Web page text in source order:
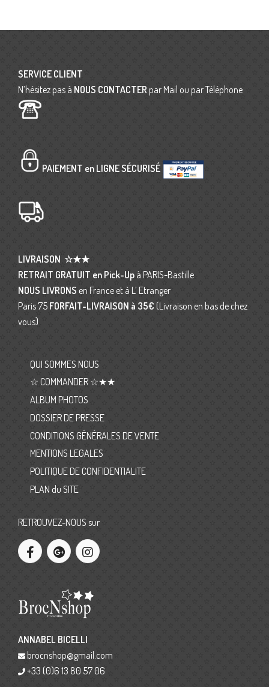
SERVICE CLIENT
N’hésitez pas à NOUS CONTACTER par Mail ou par Téléphone
PAIEMENT en LIGNE SÉCURISÉ
LIVRAISON ☆★★
RETRAIT GRATUIT en Pick-Up à PARIS-Bastille
NOUS LIVRONS en France et à L’ Etranger
Paris 75 FORFAIT-LIVRAISON à 35€ (Livraison en bas de chez
vous)
QUI SOMMES NOUS
☆ COMMANDER ☆★★
ALBUM PHOTOS
DOSSIER DE PRESSE
CONDITIONS GÉNÉRALES DE VENTE
MENTIONS LEGALES
POLITIQUE DE CONFIDENTIALITE
PLAN du SITE
RETROUVEZ-NOUS sur
ANNABEL BICELLI
brocnshop@gmail.com
+33 (0)6 13 80 57 06